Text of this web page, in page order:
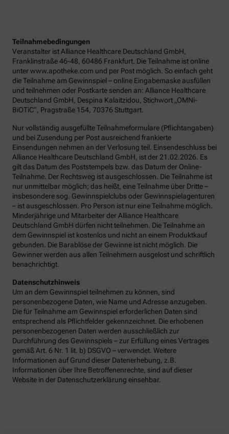
Teilnahmebedingungen
Veranstalter ist Alliance Healthcare Deutschland GmbH,
Franklinstraße 46-48, 60486 Frankfurt. Die Teilnahme ist online
unter www.apotheke.com und per Post möglich. So einfach geht
die Teilnahme am Gewinnspiel – online Eingabemaske ausfüllen
und teilnehmen oder Postkarte senden an: Alliance Healthcare
Deutschland GmbH, Despina Kalaitzidou, Stichwort „OMNi-
BiOTiC“, Pragstraße 154, 70376 Stuttgart.
Nur vollständig ausgefüllte Teilnahmeformulare (Pflichtangaben)
und bei Zusendung per Post ausreichend frankierte
Einsendungen nehmen an der Verlosung teil. Einsendeschluss bei
Alliance Healthcare Deutschland GmbH, ist der 21.02.2026. Es
gilt das Datum des Poststempels bzw. das Datum der Online-
Teilnahme. Der Rechtsweg ist ausgeschlossen. Die Teilnahme ist
nur unmittelbar möglich; das heißt, eine Teilnahme über Dritte –
insbesondere sog. Gewinnspielclubs oder Gewinnspielagenturen
– ist ausgeschlossen. Pro Person ist nur eine Teilnahme möglich.
Minderjährige und Mitarbeiter der Alliance Healthcare
Deutschland GmbH dürfen nicht teilnehmen. Die Teilnahme an
dem Gewinnspiel ist kostenlos und nicht an einem Produktkauf
gebunden. Die Barablöse der Gewinne ist nicht möglich. Die
Gewinner werden aus allen Teilnehmern ausgelost und schriftlich
benachrichtigt.
Datenschutzhinweis
Um an dem Gewinnspiel teilnehmen zu können, sind
personenbezogene Daten, wie Name und Adresse anzugeben.
Die für Teilnahme am Gewinnspiel erforderlichen Daten sind
entsprechend als Pflichtfelder gekennzeichnet. Die erhobenen
personenbezogenen Daten werden ausschließlich zur
Durchführung des Gewinnspiels – zur Erfüllung eines Vertrages
gemäß Art. 6 Nr. 1 lit. b) DSGVO – verwendet. Weitere
Informationen auf Grund dieser Datenerhebung, z.B.
Informationen über Ihre Betroffenenrechte, sind auf dieser
Website in der Datenschutzerklärung einsehbar.